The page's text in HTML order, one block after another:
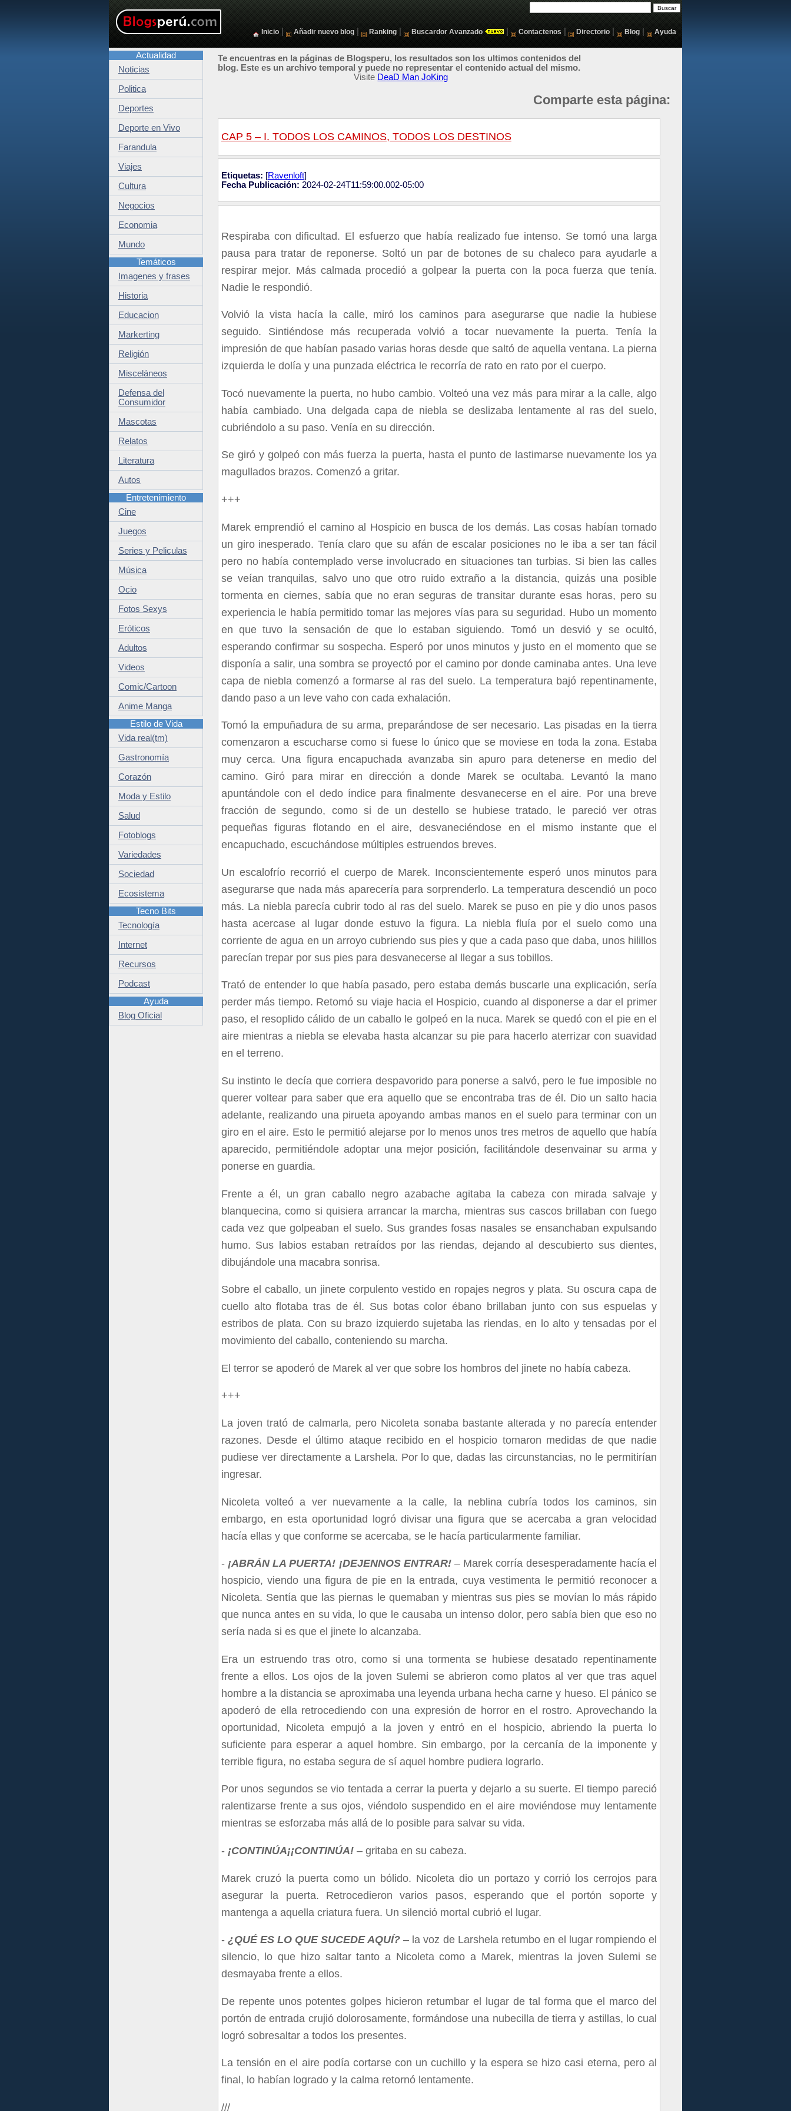
Inicio Añadir nuevo blog Ranking Buscardor Avanzado Contactenos Directorio Blog Ayuda
Te encuentras en la páginas de Blogsperu, los resultados son los ultimos contenidos del
blog. Este es un archivo temporal y puede no representar el contenido actual del mismo.
Visite DeaD Man JoKing
Comparte esta página:
CAP 5 – I. TODOS LOS CAMINOS, TODOS LOS DESTINOS
Etiquetas: [Ravenloft]
Fecha Publicación: 2024-02-24T11:59:00.002-05:00
Respiraba con dificultad. El esfuerzo que había realizado fue intenso. Se tomó una larga
pausa para tratar de reponerse. Soltó un par de botones de su chaleco para ayudarle a
respirar mejor. Más calmada procedió a golpear la puerta con la poca fuerza que tenía.
Nadie le respondió.
Volvió la vista hacía la calle, miró los caminos para asegurarse que nadie la hubiese
seguido. Sintiéndose más recuperada volvió a tocar nuevamente la puerta. Tenía la
impresión de que habían pasado varias horas desde que saltó de aquella ventana. La pierna
izquierda le dolía y una punzada eléctrica le recorría de rato en rato por el cuerpo.
Tocó nuevamente la puerta, no hubo cambio. Volteó una vez más para mirar a la calle, algo
había cambiado. Una delgada capa de niebla se deslizaba lentamente al ras del suelo,
cubriéndolo a su paso. Venía en su dirección.
Se giró y golpeó con más fuerza la puerta, hasta el punto de lastimarse nuevamente los ya
magullados brazos. Comenzó a gritar.
+++
Marek emprendió el camino al Hospicio en busca de los demás. Las cosas habían tomado
un giro inesperado. Tenía claro que su afán de escalar posiciones no le iba a ser tan fácil
pero no había contemplado verse involucrado en situaciones tan turbias. Si bien las calles
se veían tranquilas, salvo uno que otro ruido extraño a la distancia, quizás una posible
tormenta en ciernes, sabía que no eran seguras de transitar durante esas horas, pero su
experiencia le había permitido tomar las mejores vías para su seguridad. Hubo un momento
en que tuvo la sensación de que lo estaban siguiendo. Tomó un desvió y se ocultó,
esperando confirmar su sospecha. Esperó por unos minutos y justo en el momento que se
disponía a salir, una sombra se proyectó por el camino por donde caminaba antes. Una leve
capa de niebla comenzó a formarse al ras del suelo. La temperatura bajó repentinamente,
dando paso a un leve vaho con cada exhalación.
Tomó la empuñadura de su arma, preparándose de ser necesario. Las pisadas en la tierra
comenzaron a escucharse como si fuese lo único que se moviese en toda la zona. Estaba
muy cerca. Una figura encapuchada avanzaba sin apuro para detenerse en medio del
camino. Giró para mirar en dirección a donde Marek se ocultaba. Levantó la mano
apuntándole con el dedo índice para finalmente desvanecerse en el aire. Por una breve
fracción de segundo, como si de un destello se hubiese tratado, le pareció ver otras
pequeñas figuras flotando en el aire, desvaneciéndose en el mismo instante que el
encapuchado, escuchándose múltiples estruendos breves.
Un escalofrío recorrió el cuerpo de Marek. Inconscientemente esperó unos minutos para
asegurarse que nada más aparecería para sorprenderlo. La temperatura descendió un poco
más. La niebla parecía cubrir todo al ras del suelo. Marek se puso en pie y dio unos pasos
hasta acercase al lugar donde estuvo la figura. La niebla fluía por el suelo como una
corriente de agua en un arroyo cubriendo sus pies y que a cada paso que daba, unos hilillos
parecían trepar por sus pies para desvanecerse al llegar a sus tobillos.
Trató de entender lo que había pasado, pero estaba demás buscarle una explicación, sería
perder más tiempo. Retomó su viaje hacia el Hospicio, cuando al disponerse a dar el primer
paso, el resoplido cálido de un caballo le golpeó en la nuca. Marek se quedó con el pie en el
aire mientras a niebla se elevaba hasta alcanzar su pie para hacerlo aterrizar con suavidad
en el terreno.
Su instinto le decía que corriera despavorido para ponerse a salvó, pero le fue imposible no
querer voltear para saber que era aquello que se encontraba tras de él. Dio un salto hacia
adelante, realizando una pirueta apoyando ambas manos en el suelo para terminar con un
giro en el aire. Esto le permitió alejarse por lo menos unos tres metros de aquello que había
aparecido, permitiéndole adoptar una mejor posición, facilitándole desenvainar su arma y
ponerse en guardia.
Frente a él, un gran caballo negro azabache agitaba la cabeza con mirada salvaje y
blanquecina, como si quisiera arrancar la marcha, mientras sus cascos brillaban con fuego
cada vez que golpeaban el suelo. Sus grandes fosas nasales se ensanchaban expulsando
humo. Sus labios estaban retraídos por las riendas, dejando al descubierto sus dientes,
dibujándole una macabra sonrisa.
Sobre el caballo, un jinete corpulento vestido en ropajes negros y plata. Su oscura capa de
cuello alto flotaba tras de él. Sus botas color ébano brillaban junto con sus espuelas y
estribos de plata. Con su brazo izquierdo sujetaba las riendas, en lo alto y tensadas por el
movimiento del caballo, conteniendo su marcha.
El terror se apoderó de Marek al ver que sobre los hombros del jinete no había cabeza.
+++
La joven trató de calmarla, pero Nicoleta sonaba bastante alterada y no parecía entender
razones. Desde el último ataque recibido en el hospicio tomaron medidas de que nadie
pudiese ver directamente a Larshela. Por lo que, dadas las circunstancias, no le permitirían
ingresar.
Nicoleta volteó a ver nuevamente a la calle, la neblina cubría todos los caminos, sin
embargo, en esta oportunidad logró divisar una figura que se acercaba a gran velocidad
hacía ellas y que conforme se acercaba, se le hacía particularmente familiar.
- ¡ABRÁN LA PUERTA! ¡DEJENNOS ENTRAR!– Marek corría desesperadamente hacía el
hospicio, viendo una figura de pie en la entrada, cuya vestimenta le permitió reconocer a
Nicoleta. Sentía que las piernas le quemaban y mientras sus pies se movían lo más rápido
que nunca antes en su vida, lo que le causaba un intenso dolor, pero sabía bien que eso no
sería nada si es que el jinete lo alcanzaba.
Era un estruendo tras otro, como si una tormenta se hubiese desatado repentinamente
frente a ellos. Los ojos de la joven Sulemi se abrieron como platos al ver que tras aquel
hombre a la distancia se aproximaba una leyenda urbana hecha carne y hueso. El pánico se
apoderó de ella retrocediendo con una expresión de horror en el rostro. Aprovechando la
oportunidad, Nicoleta empujó a la joven y entró en el hospicio, abriendo la puerta lo
suficiente para esperar a aquel hombre. Sin embargo, por la cercanía de la imponente y
terrible figura, no estaba segura de sí aquel hombre pudiera lograrlo.
Por unos segundos se vio tentada a cerrar la puerta y dejarlo a su suerte. El tiempo pareció
ralentizarse frente a sus ojos, viéndolo suspendido en el aire moviéndose muy lentamente
mientras se esforzaba más allá de lo posible para salvar su vida.
- ¡CONTINÚA¡¡CONTINÚA!– gritaba en su cabeza.
Marek cruzó la puerta como un bólido. Nicoleta dio un portazo y corrió los cerrojos para
asegurar la puerta. Retrocedieron varios pasos, esperando que el portón soporte y
mantenga a aquella criatura fuera. Un silenció mortal cubrió el lugar.
- ¿QUÉ ES LO QUE SUCEDE AQUÍ? – la voz de Larshela retumbo en el lugar rompiendo el
silencio, lo que hizo saltar tanto a Nicoleta como a Marek, mientras la joven Sulemi se
desmayaba frente a ellos.
De repente unos potentes golpes hicieron retumbar el lugar de tal forma que el marco del
portón de entrada crujió dolorosamente, formándose una nubecilla de tierra y astillas, lo cual
logró sobresaltar a todos los presentes.
La tensión en el aire podía cortarse con un cuchillo y la espera se hizo casi eterna, pero al
final, lo habían logrado y la calma retornó lentamente.
///
Actualidad
Noticias
Politica
Deportes
Deporte en Vivo
Farandula
Viajes
Cultura
Negocios
Economia
Mundo
Temáticos
Imagenes y frases
Historia
Educacion
Markerting
Religión
Misceláneos
Defensa del
Consumidor
Mascotas
Relatos
Literatura
Autos
Entretenimiento
Cine
Juegos
Series y Peliculas
Música
Ocio
Fotos Sexys
Eróticos
Adultos
Videos
Comic/Cartoon
Anime Manga
Estilo de Vida
Vida real(tm)
Gastronomía
Corazón
Moda y Estilo
Salud
Fotoblogs
Variedades
Sociedad
Ecosistema
Tecno Bits
Tecnología
Internet
Recursos
Podcast
Ayuda
Blog Oficial